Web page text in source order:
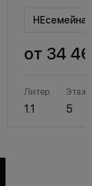
от 34
Литер
1.1
Этаж
5